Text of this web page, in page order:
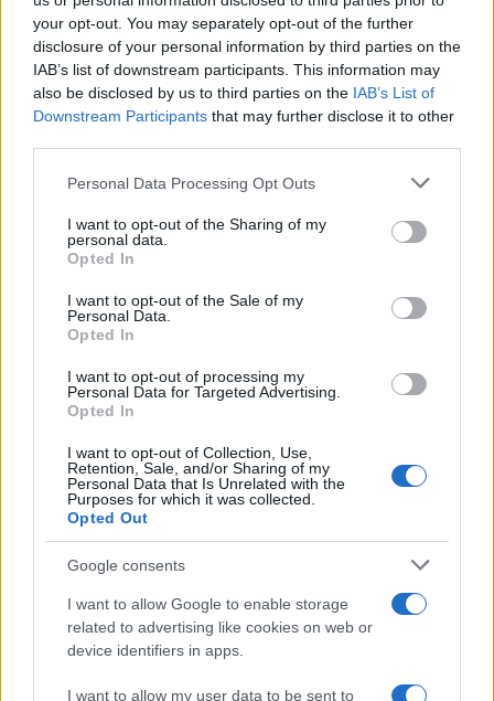
your opt-out. You may separately opt-out of the further
disclosure of your personal information by third parties on the
IAB’s list of downstream participants. This information may
also be disclosed by us to third parties on the IAB’s List of
Downstream Participants that may further disclose it to other
Please note that this website/app uses one or more Google
not limited to your visit or usage behaviour. You may click to
grant or deny consent to Google and its third-party tags to
use your data for below specified purposes in below Google
consent section.
Personal Data Processing Opt Outs
I want to opt-out of the Sharing of my
personal data.
Opted In
I want to opt-out of the Sale of my
Personal Data.
Opted In
I want to opt-out of processing my
Personal Data for Targeted Advertising.
Opted In
I want to opt-out of Collection, Use,
Retention, Sale, and/or Sharing of my
Personal Data that Is Unrelated with the
Purposes for which it was collected.
Opted Out
Google consents
I want to allow Google to enable storage
related to advertising like cookies on web or
device identifiers in apps.
I want to allow my user data to be sent to
ΔΑΣΜΟΙ ΗΠΑ
ΕΛΛΕΙΜΜΑ
Share:
Ακολουθήστε το Νewsit.gr στοGoogle Newsκαι
ενημερωθείτε πρώτοι για όλη την ειδησεογραφία και τα
τελευταία νέατης ημέρας
Πιο δημοφιλή
Δολοφονία Βρετανίδας στην Κυψέλη: Οι
26χρονου Αφγανού – Το στίγμα του
κινητού, η θεία από την Ινδία και τα
απειλητικά μηνύματα
Η Ελένη Φωτοπούλου ευχήθηκε για τη
γιορτή του Άκη Παυλόπουλου: «Δεκαπέντε
χρόνια μου διδάσκει υπομονή και αγάπη»
Αριστοτέλης Δαμίγος: Στο Αποτεφρωτήριο
Ριτσώνας το «ύστατο χαίρε» στον Έλληνα
σύνδεσμο του ελικοπτέρου που έπεσε στην
«Αφιέρωσε τη ζωή της στο να βοηθά
ανθρώπους που είχαν ανάγκη» - Η πρώτη
δήλωση της οικογένειας της 38χρονης